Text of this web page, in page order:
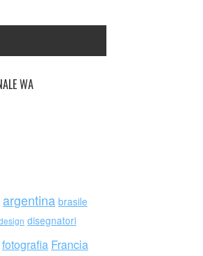
WA
argentina brasile
disegnatori
fotografia Francia